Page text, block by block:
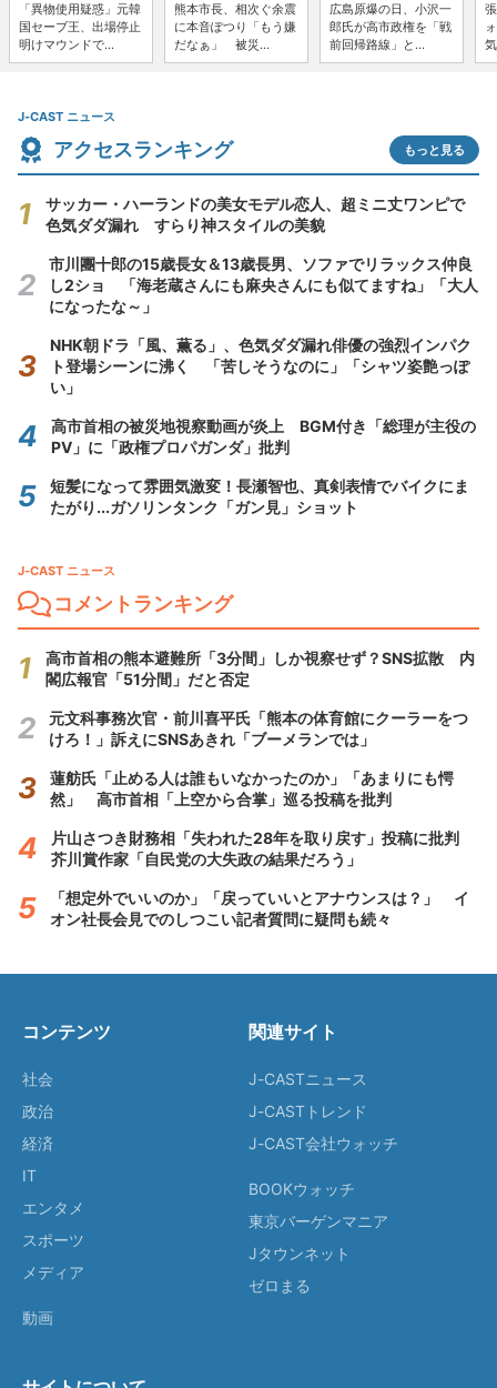
「異物使用疑惑」元韓
国セーブ王、出場停止
明けマウンドで...
熊本市長、相次ぐ余震
に本音ぽつり「もう嫌
だなぁ」 被災...
広島原爆の日、小沢一
郎氏が高市政権を「戦
前回帰路線」と...
J-CAST ニュース
アクセスランキング もっと見る
サッカー・ハーランドの美女モデル恋人、超ミニ丈ワンピで
色気ダダ漏れ すらり神スタイルの美貌
市川團十郎の15歳長女＆13歳長男、ソファでリラックス仲良
し2ショ 「海老蔵さんにも麻央さんにも似てますね」「大人
になったな～」
NHK朝ドラ「風、薫る」、色気ダダ漏れ俳優の強烈インパク
ト登場シーンに沸く 「苦しそうなのに」「シャツ姿艶っぽ
い」
高市首相の被災地視察動画が炎上 BGM付き「総理が主役の
PV」に「政権プロパガンダ」批判
短髪になって雰囲気激変！長瀬智也、真剣表情でバイクにま
たがり...ガソリンタンク「ガン見」ショット
J-CAST ニュース
コメントランキング
高市首相の熊本避難所「3分間」しか視察せず？SNS拡散 内
閣広報官「51分間」だと否定
元文科事務次官・前川喜平氏「熊本の体育館にクーラーをつ
けろ！」訴えにSNSあきれ「ブーメランでは」
蓮舫氏「止める人は誰もいなかったのか」「あまりにも愕
然」 高市首相「上空から合掌」巡る投稿を批判
片山さつき財務相「失われた28年を取り戻す」投稿に批判
芥川賞作家「自民党の大失政の結果だろう」
「想定外でいいのか」「戻っていいとアナウンスは？」 イ
オン社長会見でのしつこい記者質問に疑問も続々
コンテンツ
社会
政治
経済
IT
エンタメ
スポーツ
メディア
動画
関連サイト
J-CASTニュース
J-CASTトレンド
J-CAST会社ウォッチ
BOOKウォッチ
東京バーゲンマニア
Jタウンネット
ゼロまる